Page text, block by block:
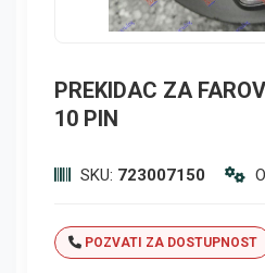
PREKIDAC ZA
10 PIN
SKU: 723007150
POZVATI ZA DOSTUPNOST